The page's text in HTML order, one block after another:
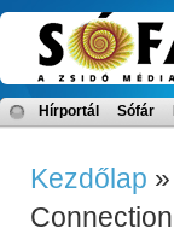
Hírportál Sófár
Kezdőlap »
Connection